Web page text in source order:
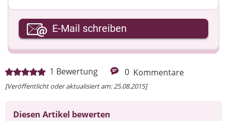
1 Bewertung 0 Kommentare
[Veröffentlicht oder aktualisiert am: 25.08.2015]
Diesen Artikel bewerten
Ihre E-Mail-Adresse
Ihre Nachricht
E-Mail schreiben